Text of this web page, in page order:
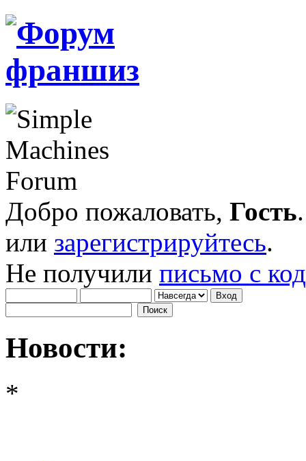
Добро пожаловать, Гость
или зарегистрируйтесь.
Не получили письмо с
Новости:
*